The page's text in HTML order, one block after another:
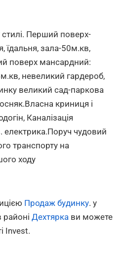
Перший поверх-
їдальня, зала-50м.кв,
поверх мансардний:
невеликий гардероб,
великий сад-паркова
криниця і
Каналізація
електрика.Поруч чудовий
транспорту на
ходу
Продаж будинку. у
районі Дехтярка ви можете
Invest.